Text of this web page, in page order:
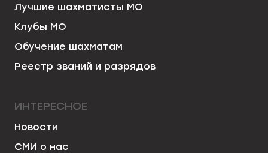
Лучшие шахматисты МО
Клубы МО
Обучение шахматам
Реестр званий и разрядов
ИНТЕРЕСНОЕ
Новости
СМИ о нас